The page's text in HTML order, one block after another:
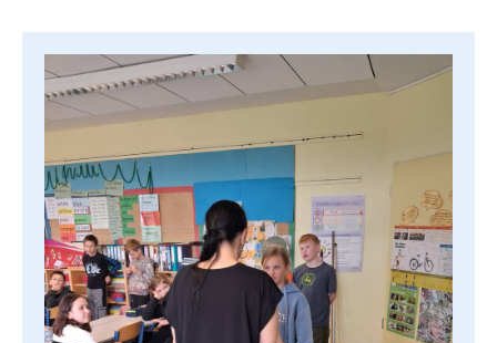
Schulfamilie
Beratung
Suche
nach: